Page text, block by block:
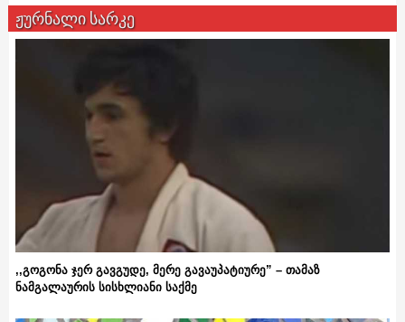
ჟურნალი სარკე
,,გოგონა ჯერ გავგუდე, მერე გავაუპატიურე” – თამაზ
ნამგალაურის სისხლიანი საქმე